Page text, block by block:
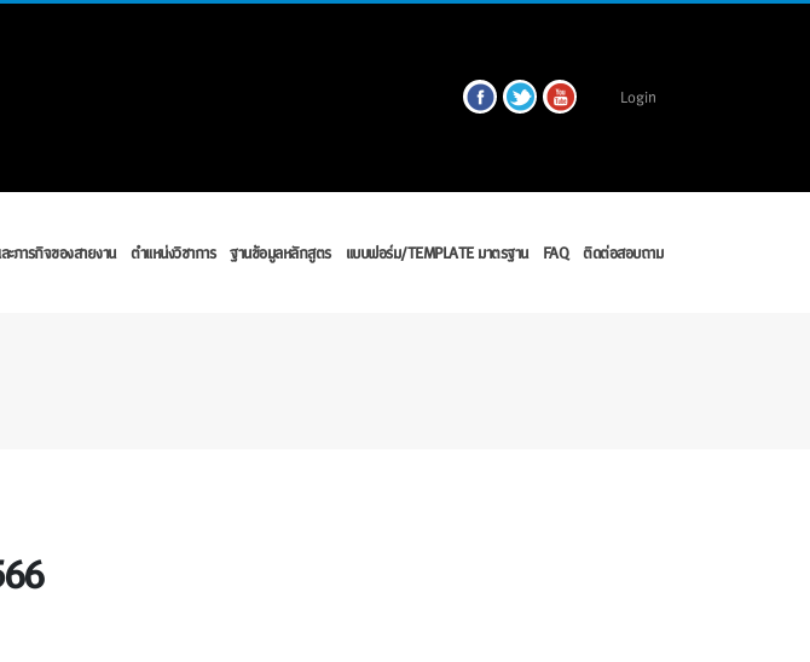
Login
ะภารกิจของสายงาน ตำแหน่งวิชาการ ฐานข้อมูลหลักสูตร แบบฟอร์ม/TEMPLATE มาตรฐาน FAQ ติดต่อสอบถาม